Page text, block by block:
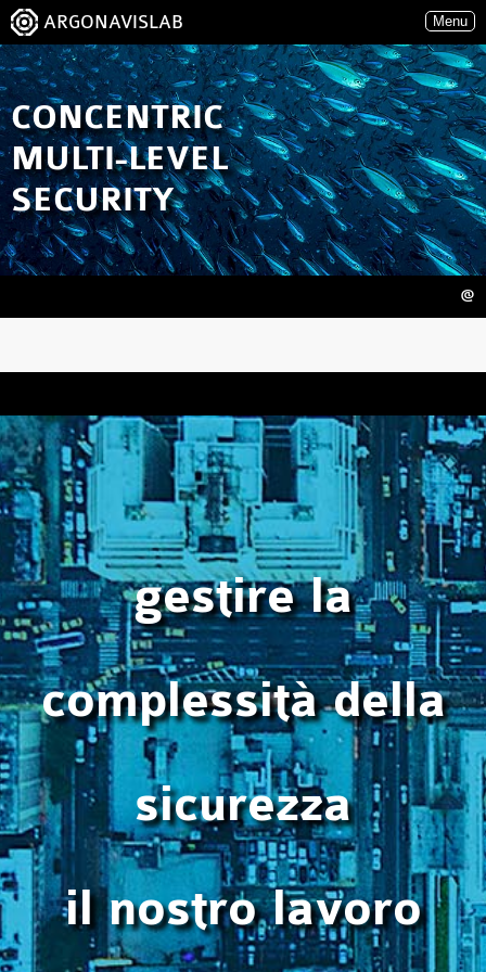
ARGONAVISLAB Menu
CONCENTRIC
MULTI-LEVEL
SECURITY
@
gestire la
complessità della
sicurezza
il nostro lavoro